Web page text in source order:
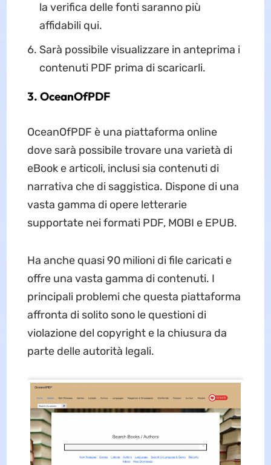
la verifica delle fonti saranno più
affidabili qui.
Sarà possibile visualizzare in anteprima i
contenuti PDF prima di scaricarli.
3. OceanOfPDF
OceanOfPDF è una piattaforma online
dove sarà possibile trovare una varietà di
eBook e articoli, inclusi sia contenuti di
narrativa che di saggistica. Dispone di una
vasta gamma di opere letterarie
supportate nei formati PDF, MOBI e EPUB.
Ha anche quasi 90 milioni di file caricati e
offre una vasta gamma di contenuti. I
principali problemi che questa piattaforma
affronta di solito sono le questioni di
violazione del copyright e la chiusura da
parte delle autorità legali.